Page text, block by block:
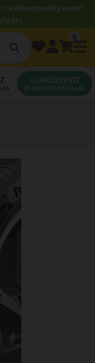
kedvezményesen!
GUMISZERVIZ
IDŐPONTFOGLALÁS